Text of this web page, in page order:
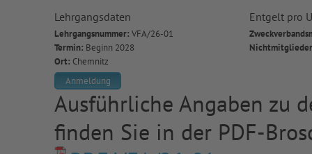
Lehrgangsdaten
Lehrgangsnummer: VFA/26-01
Termin: Beginn 2028
Ort: Chemnitz
Anmeldung
Entgelt pro
Ausführliche Angaben zu
finden Sie in der PDF-